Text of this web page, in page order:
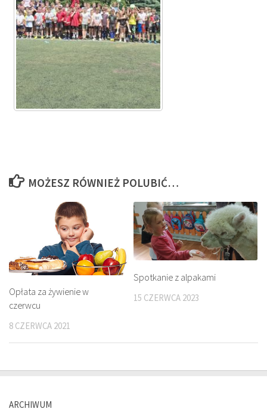
MOŻESZ RÓWNIEŻ POLUBIĆ…
Opłata za żywienie w
czerwcu
8 CZERWCA 2021
Spotkanie z alpakami
15 CZERWCA 2023
ARCHIWUM